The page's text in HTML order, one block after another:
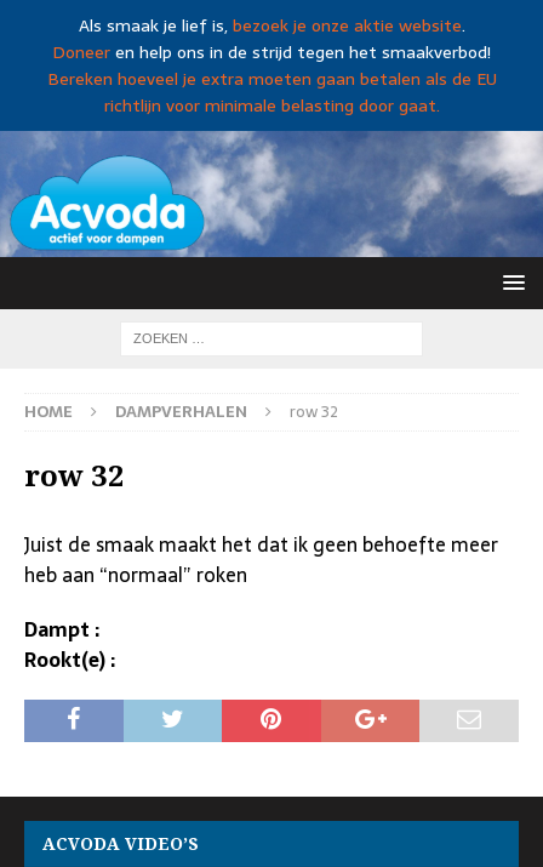
Als smaak je lief is,bezoek je onze aktie website.
Doneeren help ons in de strijd tegen het smaakverbod!
Bereken hoeveel je extra moeten gaan betalen als de EU
richtlijn voor minimale belasting door gaat.
HOME DAMPVERHALEN row 32
row 32
Juist de smaak maakt het dat ik geen behoefte meer
heb aan “normaal” roken
Dampt :
Rookt(e) :
ACVODA VIDEO’S